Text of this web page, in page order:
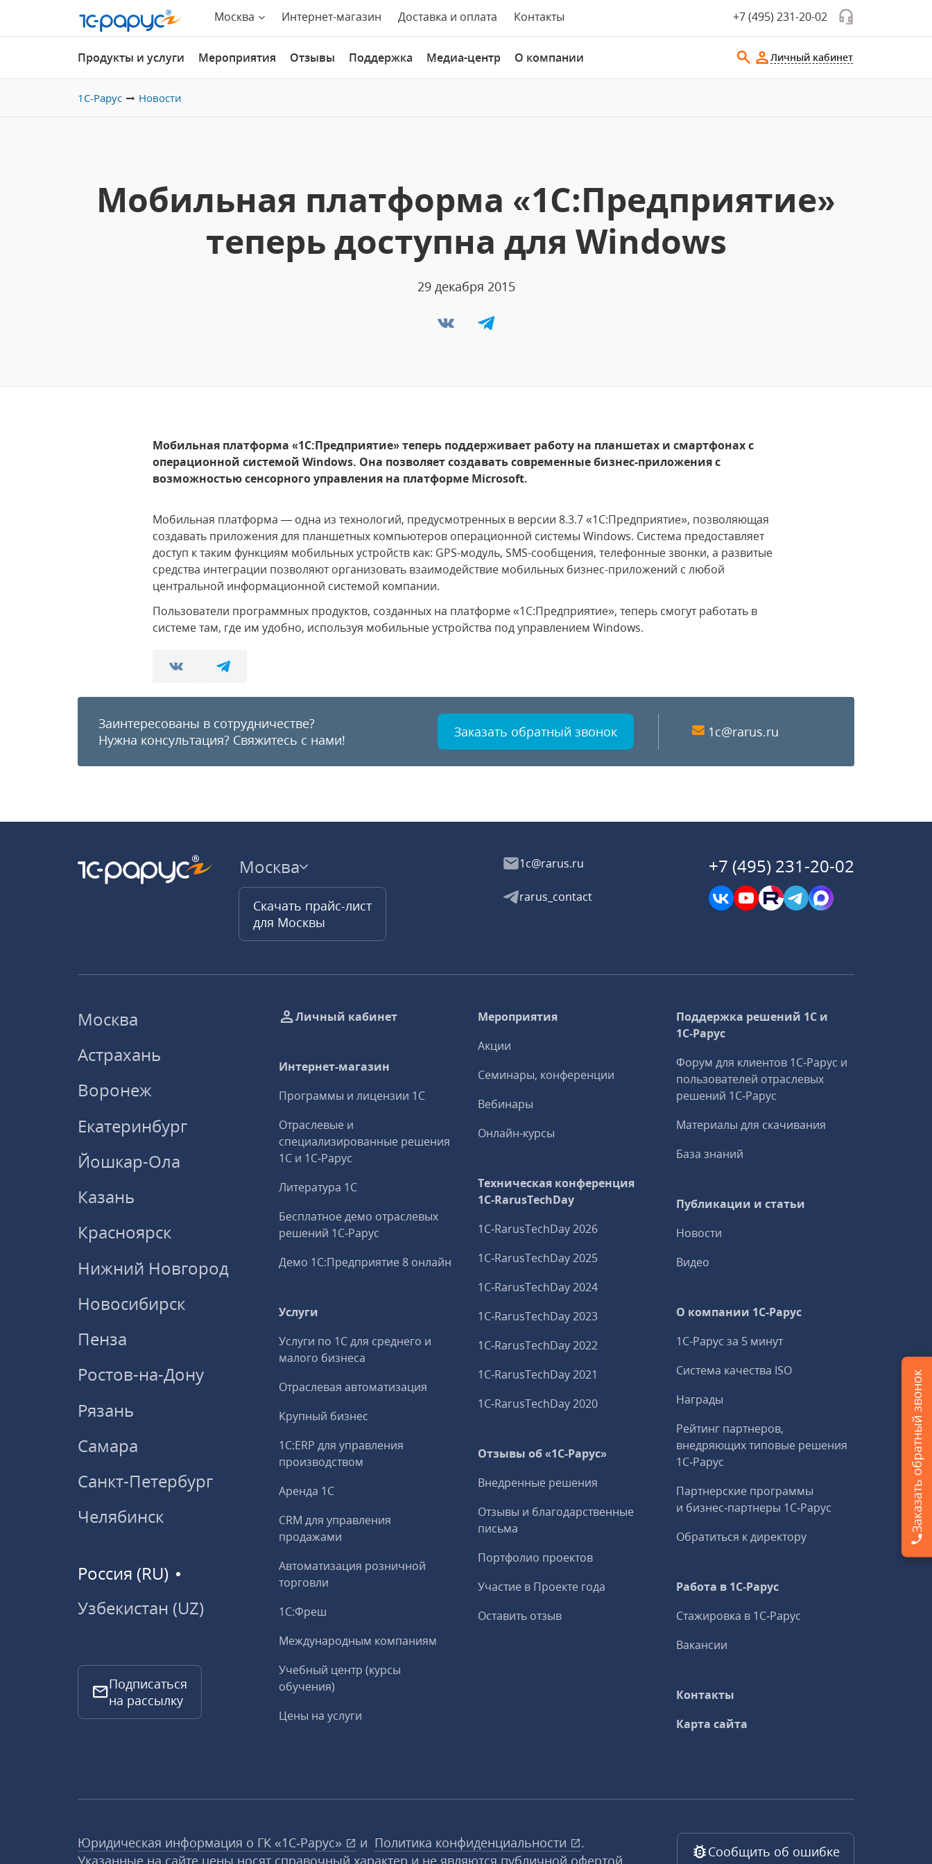
Москва Интернет-магазин Доставка и оплата Контакты +7 (495) 231-20-02
Продукты и услуги Мероприятия Отзывы Поддержка Медиа-центр О компании Личный кабинет
1С-Рарус Новости
Мобильная платформа «1С:Предприятие»
теперь доступна для Windows
29 декабря 2015
Мобильная платформа «1С:Предприятие» теперь поддерживает работу на планшетах и смартфонах с
операционной системой Windows. Она позволяет создавать современные бизнес-приложения с
возможностью сенсорного управления на платформе Microsoft.
Мобильная платформа — одна из технологий, предусмотренных в версии 8.3.7 «1С:Предприятие», позволяющая
создавать приложения для планшетных компьютеров операционной системы Windows. Система предоставляет
доступ к таким функциям мобильных устройств как: GPS-модуль, SMS-сообщения, телефонные звонки, а развитые
средства интеграции позволяют организовать взаимодействие мобильных бизнес-приложений с любой
центральной информационной системой компании.
Пользователи программных продуктов, созданных на платформе «1С:Предприятие», теперь смогут работать в
системе там, где им удобно, используя мобильные устройства под управлением Windows.
Заинтересованы в сотрудничестве?
Нужна консультация? Свяжитесь с нами! Заказать обратный звонок 1c@rarus.ru
Москва
Скачать прайс-лист
для Москвы
1c@rarus.ru
rarus_contact
+7 (495) 231-20-02
Москва
Астрахань
Воронеж
Екатеринбург
Йошкар-Ола
Казань
Красноярск
Нижний Новгород
Новосибирск
Пенза
Ростов-на-Дону
Рязань
Самара
Санкт-Петербург
Челябинск
Россия (RU)
Узбекистан (UZ)
Подписаться
на рассылку
Личный кабинет
Интернет-магазин
Программы и лицензии 1С
Отраслевые и
специализированные решения
1С и 1С‑Рарус
Литература 1С
Бесплатное демо отраслевых
решений 1С‑Рарус
Демо 1С:Предприятие 8 онлайн
Услуги
Услуги по 1С для среднего и
малого бизнеса
Отраслевая автоматизация
Крупный бизнес
1С:ERP для управления
производством
Аренда 1С
CRM для управления
продажами
Автоматизация розничной
торговли
1С:Фреш
Международным компаниям
Учебный центр (курсы
обучения)
Цены на услуги
Мероприятия
Акции
Семинары, конференции
Вебинары
Онлайн-курсы
Техническая конференция
1C‑RarusTechDay
1C‑RarusTechDay 2026
1C‑RarusTechDay 2025
1C‑RarusTechDay 2024
1C‑RarusTechDay 2023
1C‑RarusTechDay 2022
1C‑RarusTechDay 2021
1C‑RarusTechDay 2020
Отзывы об «1С-Рарус»
Внедренные решения
Отзывы и благодарственные
письма
Портфолио проектов
Участие в Проекте года
Оставить отзыв
Поддержка решений 1С и
1С‑Рарус
Форум для клиентов 1С‑Рарус и
пользователей отраслевых
решений 1С‑Рарус
Материалы для скачивания
База знаний
Публикации и статьи
Новости
Видео
О компании 1C-Рарус
1С-Рарус за 5 минут
Система качества ISO
Награды
Рейтинг партнеров,
внедряющих типовые решения
1С‑Рарус
Партнерские программы
и бизнес‑партнеры 1С‑Рарус
Обратиться к директору
Работа в 1С‑Рарус
Стажировка в 1С‑Рарус
Вакансии
Контакты
Карта сайта
Юридическая информация о ГК «1С‑Рарус» и Политика конфиденциальности
.
Указанные на сайте цены носят справочный характер и не являются публичной офертой,
Сообщить об ошибке
Заказать обратный звонок